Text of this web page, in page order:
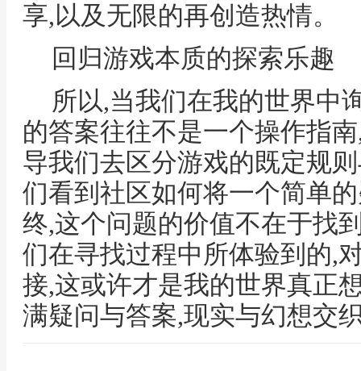
享,以及无限的再创造热情。
回归游戏本质的探索乐趣
所以,当我们在我的世界中
的答案往往不是一个操作指
导我们去区分游戏的既定规
们看到社区如何将一个简单
终,这个问题的价值不在于找
们在寻找过程中所体验到的,
接,这或许才是我的世界真正
满疑问与答案,现实与幻想交